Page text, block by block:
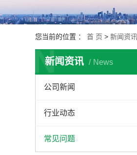
您当前的位置 ： 首 页 > 新闻资讯
新闻资讯 News
N
公司新闻
行业动态
常见问题